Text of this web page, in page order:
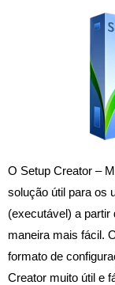
O Setup Creator –
solução útil para os
(executável) a partir
maneira mais fácil.
formato de
Creator muito útil e